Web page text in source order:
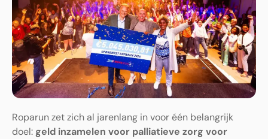
Roparun zet zich al jarenlang in voor één belangrijk
doel: geld inzamelen voor palliatieve zorg voor